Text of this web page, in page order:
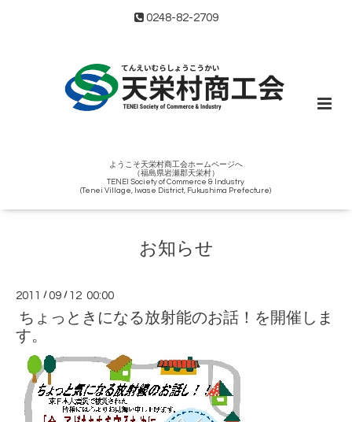
0248-82-2709
ようこそ天栄村商工会ホームページへ
（福島県岩瀬郡天栄村）
TENEI Society of Commerce & Industry
(Tenei Village, Iwase District, Fukushima Prefecture)
お知らせ
2011 /09 / 12 00:00
ちょっときになる放射能のお話！を開催しま
す。